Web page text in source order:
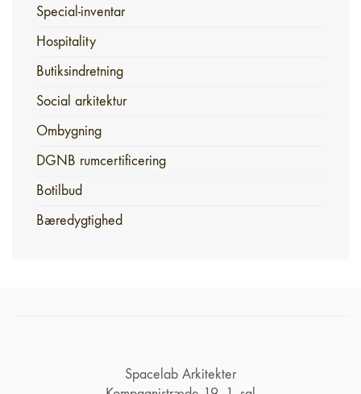
Special-inventar
Hospitality
Butiksindretning
Social arkitektur
Ombygning
DGNB rumcertificering
Botilbud
Bæredygtighed
Spacelab Arkitekter